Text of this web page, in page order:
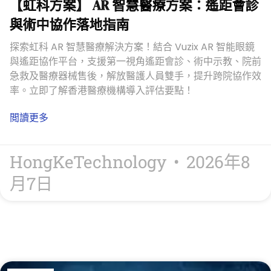
【虹科方案】 AR 智慧醫療方案：遙距會診
與術中協作落地指南
探索虹科 AR 智慧醫療解決方案！結合 Vuzix AR 智能眼鏡
與遙距協作平台，支援第一視角遙距會診、術中示教、院前
急救及醫療器械售後，解放醫護人員雙手，提升跨院協作效
率。立即了解香港醫療機構導入評估要點！
閲讀更多
HongKeTechnology
2026年8
月7日